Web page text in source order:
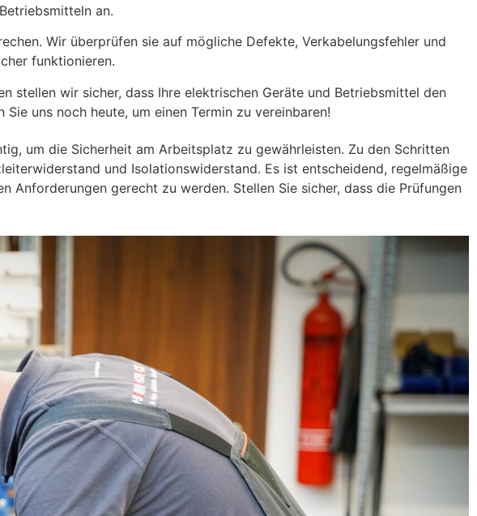
an.
Wir überprüfen sie auf mögliche Defekte, Verkabelungsfehler und
funktionieren.
stellen wir sicher, dass Ihre elektrischen Geräte und Betriebsmittel den
uns noch heute, um einen Termin zu vereinbaren!
um die Sicherheit am Arbeitsplatz zu gewährleisten. Zu den Schritten
und Isolationswiderstand. Es ist entscheidend, regelmäßige
Anforderungen gerecht zu werden. Stellen Sie sicher, dass die Prüfungen